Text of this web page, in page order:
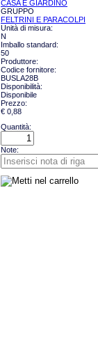
CASA E GIARDINO
GRUPPO
FELTRINI E PARACOLPI
Unità di misura:
N
Imballo standard:
50
Produttore:
Codice fornitore:
BUSLA28B
Disponibilità:
Disponibile
Prezzo:
€ 0,88
Quantità:
Note: